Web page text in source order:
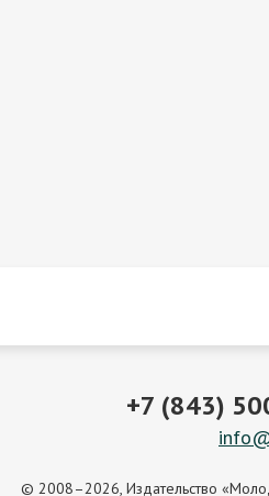
+7 (843)
© 2008–2026, Издательство